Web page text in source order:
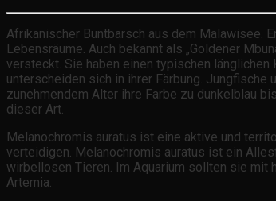
Afrikanischer Buntbarsch aus dem Malawisee.
Lebensräume. Auch bekannt als „Goldener
versteckt. Sie haben einen typischen
unterscheiden sich in ihrer Färbung.
zunehmendem Alter ihre Farbe zu dunkelblau
dieser Art.
Melanochromis auratus ist eine aktive und
verteidigen. Melanochromis auratus ist ein
wirbellosen Tieren. Im Aquarium sollten sie
Artemia.